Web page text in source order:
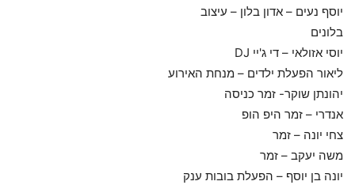
יוסף נעים – אדון בלון – עיצוב
בלונים
יוסי אזולאי – די ג'יי DJ
ליאור הפעלת ילדים – מנחת האירוע
יהונתן שוקר- זמר כניסה
אנדרי – זמר היפ הופ
צחי יונה – זמר
משה יעקב – זמר
יונה בן יוסף – הפעלת בובות ענק